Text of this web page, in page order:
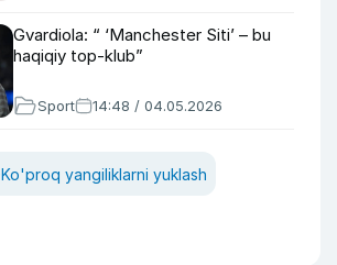
Gvardiola: “ ‘Manchester Siti’ – bu
haqiqiy top-klub”
Sport 14:48 / 04.05.2026
Ko'proq yangiliklarni yuklash